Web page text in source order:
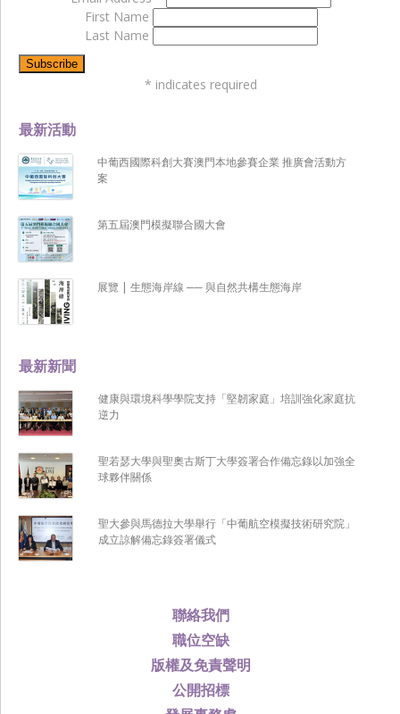
聯絡我們
職位空缺
版權及免責聲明
公開招標
最新新聞
健康與環境科學學院支持「堅韌家庭」培訓強化家庭抗
逆力
聖若瑟大學與聖奧古斯丁大學簽署合作備忘錄以加強全
球夥伴關係
聖大參與馬德拉大學舉行「中葡航空模擬技術研究院」
成立諒解備忘錄簽署儀式
最新活動
中葡西國際科創大賽澳門本地參賽企業 推廣會活動方
案
第五屆澳門模擬聯合國大會
展覽 | 生態海岸線 ── 與自然共構生態海岸
First Name
Last Name
* indicates required